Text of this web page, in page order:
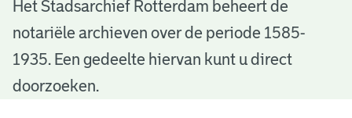
N
o
Het Stadsarchief Rotterdam beheert de
notariële archieven over de periode 1585-
1935. Een gedeelte hiervan kunt u direct
doorzoeken.